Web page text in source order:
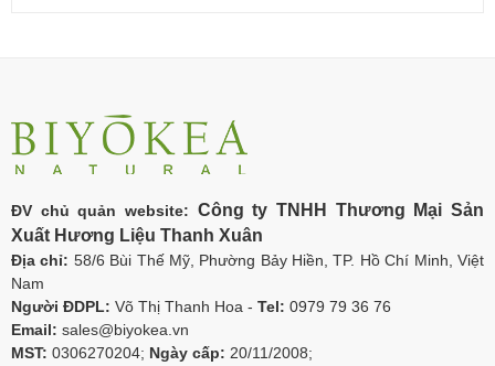
ĐV chủ quản website: Công ty TNHH Thương Mại Sản
Xuất Hương Liệu Thanh Xuân
Địa chỉ: 58/6 Bùi Thế Mỹ, Phường Bảy Hiền, TP. Hồ Chí Minh, Việt
Nam
Người ĐDPL: Võ Thị Thanh Hoa - Tel: 0979 79 36 76
Email: sales@biyokea.vn
MST: 0306270204; Ngày cấp: 20/11/2008;